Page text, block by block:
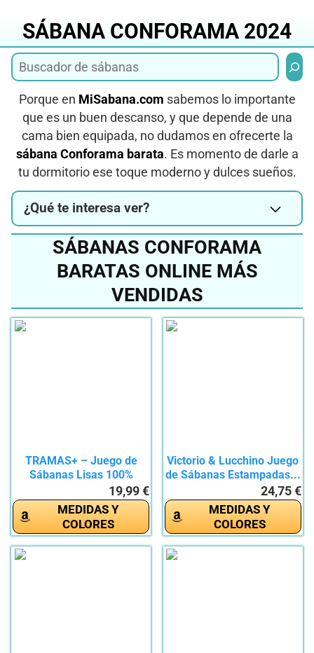
contenidoSÁBANA CONFORAMA 2024
Porque en MiSabana.com sabemos lo importante
que es un buen descanso, y que depende de una
cama bien equipada, no dudamos en ofrecerte la
sábana Conforama barata. Es momento de darle a
tu dormitorio ese toque moderno y dulces sueños.
¿Qué te interesa ver?
SÁBANAS CONFORAMA
BARATAS ONLINE MÁS
VENDIDAS
TRAMAS+ – Juego de
Sábanas Lisas 100%
19,99 €
MEDIDAS Y
COLORES
Victorio & Lucchino Juego
de Sábanas Estampadas...
24,75 €
MEDIDAS Y
COLORES